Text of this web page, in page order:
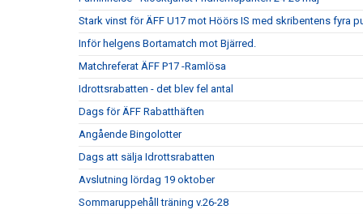
Stark vinst för ÄFF U17 mot Höörs IS med skribentens fyra
Inför helgens Bortamatch mot Bjärred.
Matchreferat ÄFF P17 -Ramlösa
Idrottsrabatten - det blev fel antal
Dags för ÄFF Rabatthäften
Angående Bingolotter
Dags att sälja Idrottsrabatten
Avslutning lördag 19 oktober
Sommaruppehåll träning v.26-28